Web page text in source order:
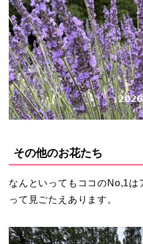
その他のお花たち
なんといってもココのNo,1は
って見ごたえあります。